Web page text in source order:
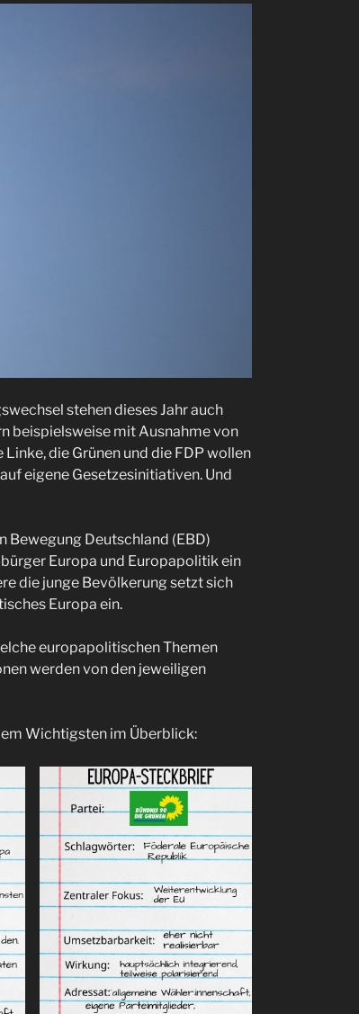
stehen dieses Jahr auch
beispielsweise mit Ausnahme von
die Grünen und die FDP wollen
eigene Gesetzesinitiativen. Und
Bewegung Deutschland (EBD)
Europa und Europapolitik ein
die junge Bevölkerung setzt sich
Europa ein.
europapolitischen Themen
werden von den jeweiligen
Wichtigsten im Überblick: